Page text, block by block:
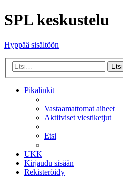
SPL keskustelu
Hyppää sisältöön
Etsi
Pikalinkit
Vastaamattomat aiheet
Aktiiviset viestiketjut
Etsi
UKK
Kirjaudu sisään
Rekisteröidy